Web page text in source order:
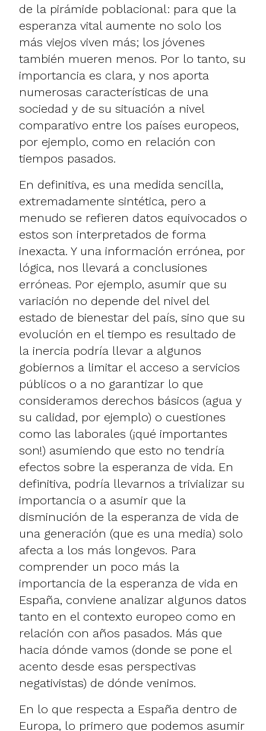
de la pirámide poblacional: para que la
esperanza vital aumente no solo los
más viejos viven más; los jóvenes
también mueren menos. Por lo tanto, su
importancia es clara, y nos aporta
numerosas características de una
sociedad y de su situación a nivel
comparativo entre los países europeos,
por ejemplo, como en relación con
tiempos pasados.
En definitiva, es una medida sencilla,
extremadamente sintética, pero a
menudo se refieren datos equivocados o
estos son interpretados de forma
inexacta. Y una información errónea, por
lógica, nos llevará a conclusiones
erróneas. Por ejemplo, asumir que su
variación no depende del nivel del
estado de bienestar del país, sino que su
evolución en el tiempo es resultado de
la inercia podría llevar a algunos
gobiernos a limitar el acceso a servicios
públicos o a no garantizar lo que
consideramos derechos básicos (agua y
su calidad, por ejemplo) o cuestiones
como las laborales (¡qué importantes
son!) asumiendo que esto no tendría
efectos sobre la esperanza de vida. En
definitiva, podría llevarnos a trivializar su
importancia o a asumir que la
disminución de la esperanza de vida de
una generación (que es una media) solo
afecta a los más longevos. Para
comprender un poco más la
importancia de la esperanza de vida en
España, conviene analizar algunos datos
tanto en el contexto europeo como en
relación con años pasados. Más que
hacia dónde vamos (donde se pone el
acento desde esas perspectivas
negativistas) de dónde venimos.
En lo que respecta a España dentro de
Europa, lo primero que podemos asumir